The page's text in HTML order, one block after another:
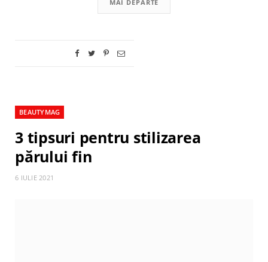
MAI DEPARTE
BEAUTYMAG
3 tipsuri pentru stilizarea
părului fin
6 IULIE 2021